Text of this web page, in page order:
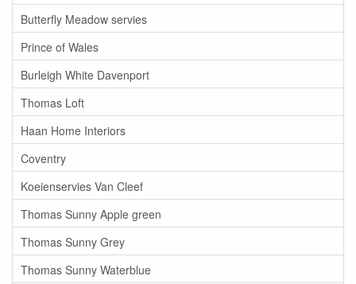
Butterfly Meadow servies
Prince of Wales
Burleigh White Davenport
Thomas Loft
Haan Home Interiors
Coventry
Koeienservies Van Cleef
Thomas Sunny Apple green
Thomas Sunny Grey
Thomas Sunny Waterblue